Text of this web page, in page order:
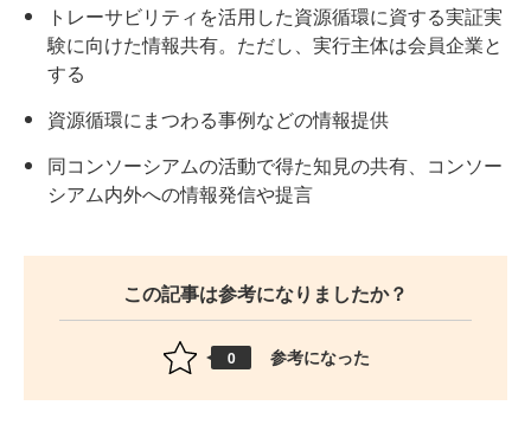
トレーサビリティを活用した資源循環に資する実証実
験に向けた情報共有。ただし、実行主体は会員企業と
する
資源循環にまつわる事例などの情報提供
同コンソーシアムの活動で得た知見の共有、コンソー
シアム内外への情報発信や提言
この記事は参考になりましたか？
0 参考になった